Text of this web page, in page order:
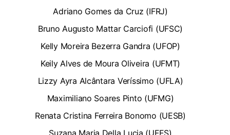
Adriano Gomes da Cruz (IFRJ)
Bruno Augusto Mattar Carciofi (UFSC)
Kelly Moreira Bezerra Gandra (UFOP)
Keily Alves de Moura Oliveira (UFMT)
Lizzy Ayra Alcântara Veríssimo (UFLA)
Maximiliano Soares Pinto (UFMG)
Renata Cristina Ferreira Bonomo (UESB)